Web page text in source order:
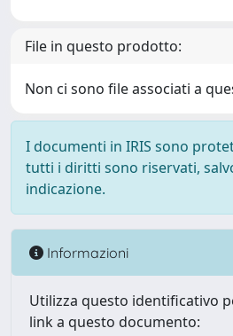
File in questo prodotto:
Non ci sono file associati a
I documenti in IRIS sono
tutti i diritti sono riservati,
indicazione.
Informazioni
Utilizza questo identificativo
link a questo documento: